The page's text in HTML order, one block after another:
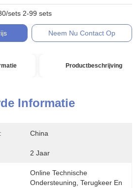
sets 2-99 sets
Neem Nu Contact Op
Productbeschrijving
Informatie
China
2 Jaar
Online Technische
Ondersteuning, Terugkeer En